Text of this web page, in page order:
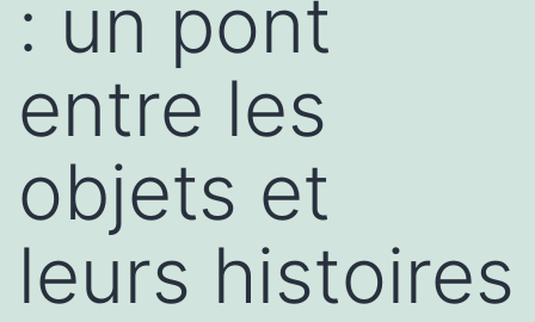
: un pont
entre les
objets et
leurs histoires